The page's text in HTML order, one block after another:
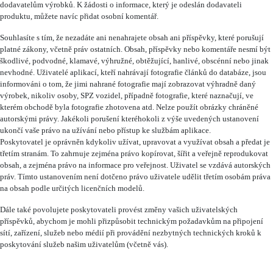
dodavatelům výrobků. K žádosti o informace, který je odeslán dodavateli
produktu, můžete navíc přidat osobní komentář.
Souhlasíte s tím, že nezadáte ani nenahrajete obsah ani příspěvky, které porušují
platné zákony, včetně práv ostatních. Obsah, příspěvky nebo komentáře nesmí být
škodlivé, podvodné, klamavé, výhružné, obtěžující, hanlivé, obscénní nebo jinak
nevhodné. Uživatelé aplikací, kteří nahrávají fotografie článků do databáze, jsou
informováni o tom, že jimi nahrané fotografie mají zobrazovat výhradně daný
výrobek, nikoliv osoby, SPZ vozidel, případně fotografie, které naznačují, ve
kterém obchodě byla fotografie zhotovena atd. Nelze použít obrázky chráněné
autorskými právy. Jakékoli porušení kteréhokoli z výše uvedených ustanovení
ukončí vaše právo na užívání nebo přístup ke službám aplikace.
Poskytovatel je oprávněn kdykoliv užívat, upravovat a využívat obsah a předat je
třetím stranám. To zahrnuje zejména právo kopírovat, šířit a veřejně reprodukovat
obsah, a zejména právo na informace pro veřejnost. Uživatel se vzdává autorských
práv. Tímto ustanovením není dotčeno právo uživatele udělit třetím osobám práva
na obsah podle určitých licenčních modelů.
Dále také povolujete poskytovateli provést změny vašich uživatelských
příspěvků, abychom je mohli přizpůsobit technickým požadavkům na připojení
sítí, zařízení, služeb nebo médií při provádění nezbytných technických kroků k
poskytování služeb našim uživatelům (včetně vás).